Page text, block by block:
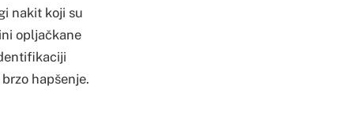
nakit koji su
opljačkane
hapšenje.